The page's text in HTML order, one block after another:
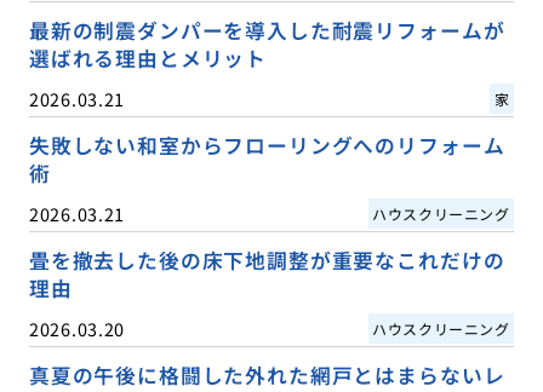
最新の制震ダンパーを導入した耐震リフォームが
選ばれる理由とメリット
2026.03.21 家
失敗しない和室からフローリングへのリフォーム
術
2026.03.21 ハウスクリーニング
畳を撤去した後の床下地調整が重要なこれだけの
理由
2026.03.20 ハウスクリーニング
真夏の午後に格闘した外れた網戸とはまらないレ